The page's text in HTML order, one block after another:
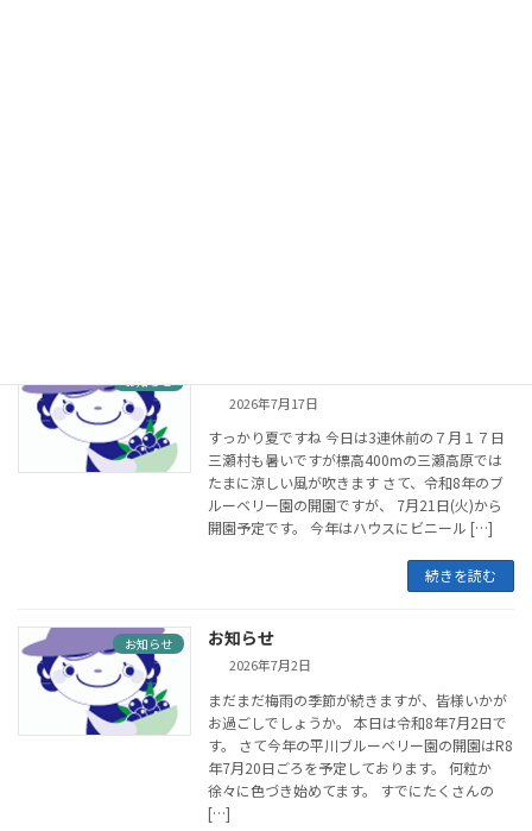
お知らせ
2026年7月17日
すっかり夏ですね 今日は3連休前の７月１７日
三瀬村も暑いですが標高400mの三瀬高原では
たまに涼しい風が吹きます さて、令和8年のブ
ルーベリー園の開園ですが、 7月21日(火)から
開園予定です。 今年はハウスにビニール […]
続きを読む
お知らせ お知らせ
2026年7月2日
まだまだ梅雨の季節が続きますが、皆様いかが
お過ごしでしょうか。 本日は令和8年7月2日で
す。 さて今年の平川ブルーベリー園の開園はR8
年7月20日ごろを予定しております。 何粒か
徐々に色づき始めてます。 すでにたくさんの
[…]